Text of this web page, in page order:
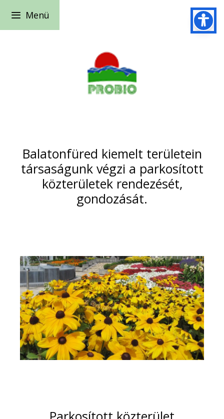
tartalomba
Menü
Balatonfüred kiemelt területein
társaságunk végzi a parkosított
közterületek rendezését,
gondozását.